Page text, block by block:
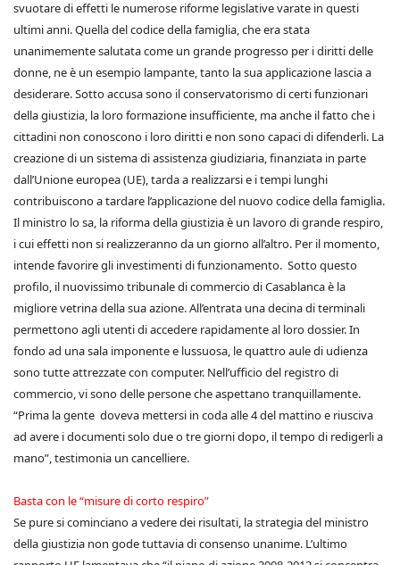
svuotare di effetti le numerose riforme legislative varate in questi
ultimi anni. Quella del codice della famiglia, che era stata
unanimemente salutata come un grande progresso per i diritti delle
donne, ne è un esempio lampante, tanto la sua applicazione lascia a
desiderare. Sotto accusa sono il conservatorismo di certi funzionari
della giustizia, la loro formazione insufficiente, ma anche il fatto che i
cittadini non conoscono i loro diritti e non sono capaci di difenderli. La
creazione di un sistema di assistenza giudiziaria, finanziata in parte
dall’Unione europea (UE), tarda a realizzarsi e i tempi lunghi
contribuiscono a tardare l’applicazione del nuovo codice della famiglia.
Il ministro lo sa, la riforma della giustizia è un lavoro di grande respiro,
i cui effetti non si realizzeranno da un giorno all’altro. Per il momento,
intende favorire gli investimenti di funzionamento. Sotto questo
profilo, il nuovissimo tribunale di commercio di Casablanca è la
migliore vetrina della sua azione. All’entrata una decina di terminali
permettono agli utenti di accedere rapidamente al loro dossier. In
fondo ad una sala imponente e lussuosa, le quattro aule di udienza
sono tutte attrezzate con computer. Nell’ufficio del registro di
commercio, vi sono delle persone che aspettano tranquillamente.
“Prima la gente doveva mettersi in coda alle 4 del mattino e riusciva
ad avere i documenti solo due o tre giorni dopo, il tempo di redigerli a
mano”, testimonia un cancelliere.
Basta con le “misure di corto respiro”
Se pure si cominciano a vedere dei risultati, la strategia del ministro
della giustizia non gode tuttavia di consenso unanime. L’ultimo